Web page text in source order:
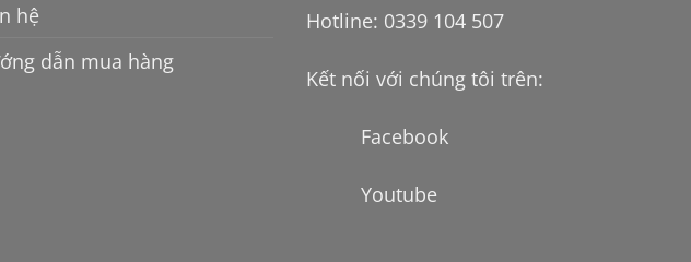
hệ
dẫn mua hàng
Hotline: 0339 104 507
Kết nối với chúng tôi trên:
Facebook
Youtube